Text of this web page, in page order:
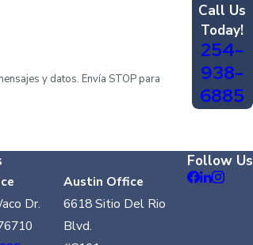
y datos. Envía STOP para
Call Us
Today!
254-
938-
6885
Dr.
Austin Office
6618 Sitio Del Rio
Blvd.
Follow Us